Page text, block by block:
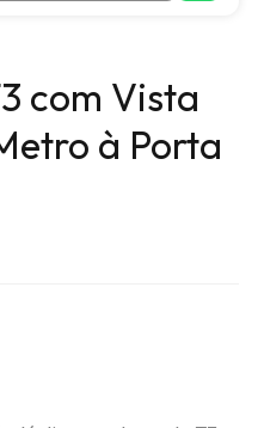
com Vista
à Porta